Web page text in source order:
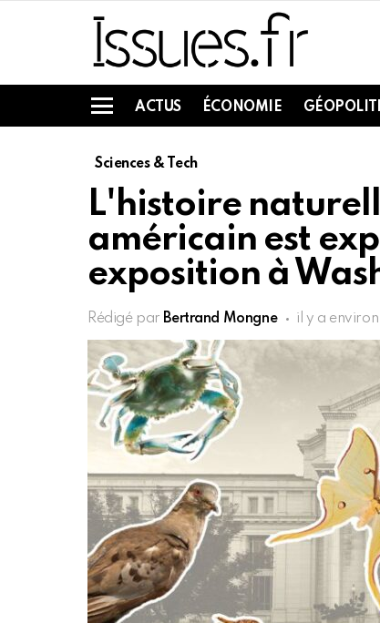
Menu
ACTUS ÉCONOMIE
Sciences & Tech
L'histoire
américain est
exposition à
Rédigé par Bertrand Mongne il y a environ